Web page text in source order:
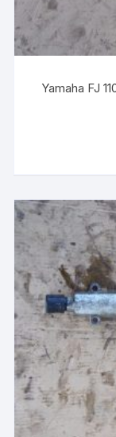
Yamaha FJ